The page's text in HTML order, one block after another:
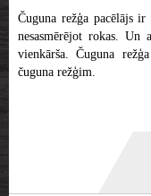
Čuguna režģa pacēlājs ir
nesasmērējot rokas. Un
vienkārša. Čuguna
čuguna režģim.